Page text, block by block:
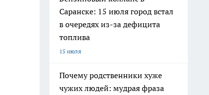
Саранске: 15 июля город встал
в очередях из-за дефицита
топлива
15 июля
Почему родственники хуже
чужих людей: мудрая фраза